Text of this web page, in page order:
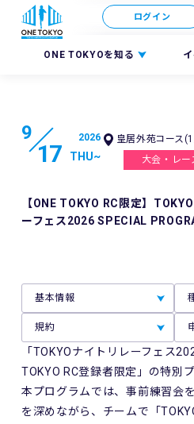
ONE TOKYOを知る
ログイン
9
17
2026
THU~
皇居外苑コース
大会・レー
【ONE TOKYO RC限定】
ーフェス2026 SPECIAL
基本情報
規約
「TOKYOナイトリレーフェス
TOKYO RC登録者限定」の特別
本プログラムでは、事前練習会
を深めながら、チームで「